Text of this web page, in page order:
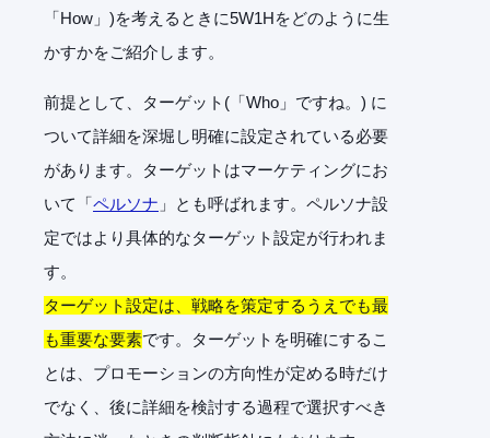
「How」)を考えるときに5W1Hをどのように生
かすかをご紹介します。
前提として、ターゲット(「Who」ですね。) に
ついて詳細を深堀し明確に設定されている必要
があります。ターゲットはマーケティングにお
いて「ペルソナ 」とも呼ばれます。ペルソナ設
定ではより具体的なターゲット設定が行われま
す。
ターゲット設定は、戦略を策定するうえでも最
も重要な要素です。ターゲットを明確にするこ
とは、プロモーションの方向性が定める時だけ
でなく、後に詳細を検討する過程で選択すべき